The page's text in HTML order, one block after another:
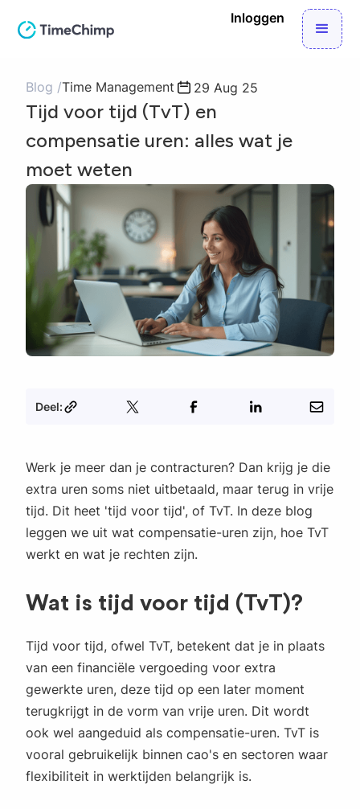
Inloggen
Blog /Time Management 29 Aug 25
Tijd voor tijd (TvT) en
compensatie uren: alles wat je
moet weten
Deel:
Werk je meer dan je contracturen? Dan krijg je die
extra uren soms niet uitbetaald, maar terug in vrije
tijd. Dit heet 'tijd voor tijd', of TvT. In deze blog
leggen we uit wat compensatie-uren zijn, hoe TvT
werkt en wat je rechten zijn.
Wat is tijd voor tijd (TvT)?
Tijd voor tijd, ofwel TvT, betekent dat je in plaats
van een financiële vergoeding voor extra
gewerkte uren, deze tijd op een later moment
terugkrijgt in de vorm van vrije uren. Dit wordt
ook wel aangeduid als compensatie-uren. TvT is
vooral gebruikelijk binnen cao's en sectoren waar
flexibiliteit in werktijden belangrijk is.